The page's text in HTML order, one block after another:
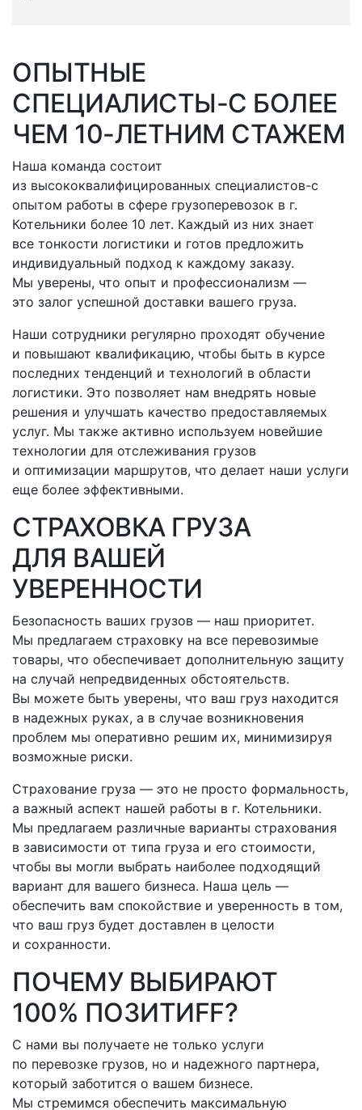
ОПЫТНЫЕ
СПЕЦИАЛИСТЫ-С БОЛЕЕ
ЧЕМ 10-ЛЕТНИМ СТАЖЕМ
Наша команда состоит
из высококвалифицированных специалистов-с
опытом работы в сфере грузоперевозок в г.
Котельники более 10 лет. Каждый из них знает
все тонкости логистики и готов предложить
индивидуальный подход к каждому заказу.
Мы уверены, что опыт и профессионализм —
это залог успешной доставки вашего груза.
Наши сотрудники регулярно проходят обучение
и повышают квалификацию, чтобы быть в курсе
последних тенденций и технологий в области
логистики. Это позволяет нам внедрять новые
решения и улучшать качество предоставляемых
услуг. Мы также активно используем новейшие
технологии для отслеживания грузов
и оптимизации маршрутов, что делает наши услуги
еще более эффективными.
СТРАХОВКА ГРУЗА
ДЛЯ ВАШЕЙ
УВЕРЕННОСТИ
Безопасность ваших грузов — наш приоритет.
Мы предлагаем страховку на все перевозимые
товары, что обеспечивает дополнительную защиту
на случай непредвиденных обстоятельств.
Вы можете быть уверены, что ваш груз находится
в надежных руках, а в случае возникновения
проблем мы оперативно решим их, минимизируя
возможные риски.
Страхование груза — это не просто формальность,
а важный аспект нашей работы в г. Котельники.
Мы предлагаем различные варианты страхования
в зависимости от типа груза и его стоимости,
чтобы вы могли выбрать наиболее подходящий
вариант для вашего бизнеса. Наша цель —
обеспечить вам спокойствие и уверенность в том,
что ваш груз будет доставлен в целости
и сохранности.
ПОЧЕМУ ВЫБИРАЮТ
100% ПОЗИТИFF?
С нами вы получаете не только услуги
по перевозке грузов, но и надежного партнера,
который заботится о вашем бизнесе.
Мы стремимся обеспечить максимальную